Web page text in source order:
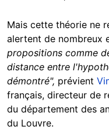
Mais cette théorie ne
alertent de nombreux
propositions comme
distance entre
démontré", prévient
français, directeur de
du département des
du Louvre.